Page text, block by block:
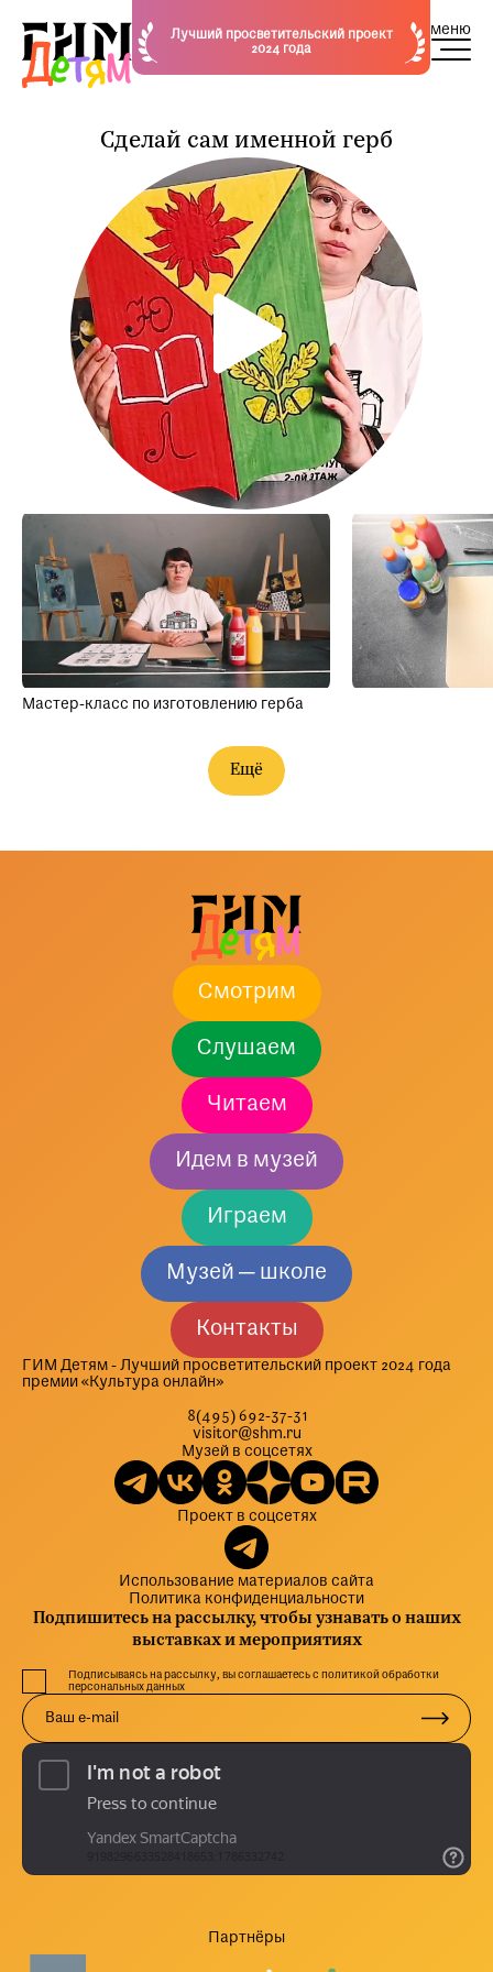
Лучший просветительский проект
2024 года
меню
Сделай сам именной герб
Мастер-класс по изготовлению герба
Ещё
Смотрим
Слушаем
Читаем
Идем в музей
Играем
Музей — школе
Контакты
ГИМ Детям - Лучший просветительский проект 2024 года
премии «Культура онлайн»
8(495) 692-37-31
visitor@shm.ru
Музей в соцсетях
Проект в соцсетях
Использование материалов сайта
Политика конфиденциальности
Подпишитесь на рассылку, чтобы узнавать о наших
выставках и мероприятиях
Подписываясь на рассылку, вы соглашаетесь с политикой обработки
персональных данных
Партнёры